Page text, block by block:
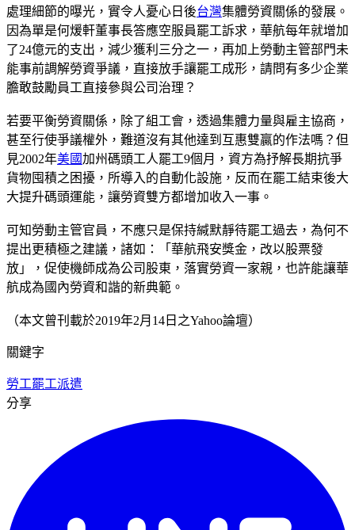
處理細節的曝光，實令人憂心日後台灣集體勞資關係的發展。
因為單是何煖軒董事長答應空服員罷工訴求，華航每年就增加
了24億元的支出，減少獲利三分之一，再加上勞動主管部門未
能事前調解勞資爭議，直接放手讓罷工成形，請問有多少企業
膽敢鼓勵員工直接參與公司治理？
若要平衡勞資關係，除了組工會，透過集體力量與雇主協商，
甚至行使爭議權外，難道沒有其他達到互惠雙贏的作法嗎？但
見2002年美國加州碼頭工人罷工9個月，資方為抒解長期抗爭
貨物囤積之困擾，所導入的自動化設施，反而在罷工結束後大
大提升碼頭運能，讓勞資雙方都增加收入一事。
可知勞動主管官員，不應只是保持緘默靜待罷工過去，為何不
提出更積極之建議，諸如：「華航飛安獎金，改以股票發
放」，促使機師成為公司股東，落實勞資一家親，也許能讓華
航成為國內勞資和諧的新典範。
（本文曾刊載於2019年2月14日之Yahoo論壇）
關鍵字
勞工罷工派遣
分享